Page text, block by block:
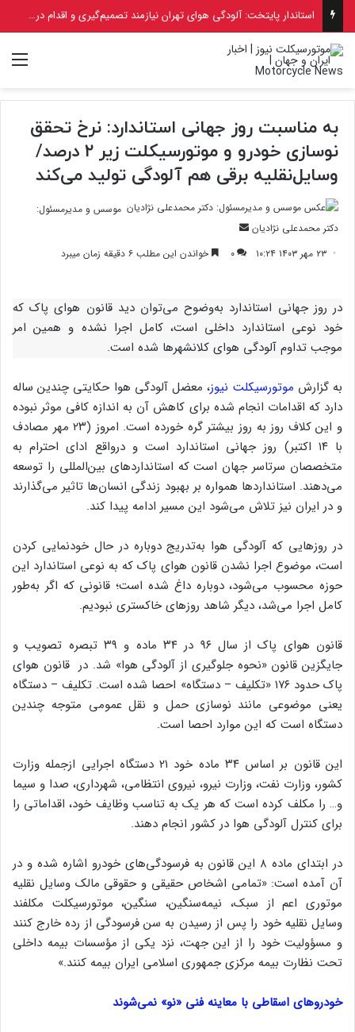
استاندار پایتخت: آلودگی هوای تهران نیازمند تصمیم‌گیری و اقدام در سطح ملی است
به مناسبت روز جهانی استاندارد: نرخ تحقق
نوسازی خودرو و موتورسیکلت زیر ۲ درصد/
وسایل‌نقلیه برقی هم آلودگی تولید می‌کند
موسس و مدیرمسئول:
دکتر محمدعلی نژادیان
ارسال
ایمیل
۲۳ مهر ۱۴۰۳ ۱۰:۲۴ ۰ خواندن این مطلب ۶ دقیقه زمان میبرد
در روز جهانی استاندارد به‌وضوح می‌توان دید قانون هوای پاک که
خود نوعی استاندارد داخلی است، کامل اجرا نشده و همین امر
موجب تداوم آلودگی هوای کلانشهرها شده است.
به گزارش موتورسیکلت نیوز، معضل آلودگی هوا حکایتی چندین ساله
دارد که اقدامات انجام شده برای کاهش آن به اندازه کافی موثر نبوده
و این کلاف روز به روز بیشتر گره خورده است. امروز (۲۳ مهر مصادف
با ۱۴ اکتبر) روز جهانی استاندارد است و درواقع ادای احترام به
متخصصان سرتاسر جهان است که استانداردهای بین‌المللی را توسعه
می‌دهند. استانداردها همواره بر بهبود زندگی انسان‌ها تاثیر می‌گذارند
و در ایران نیز تلاش می‌شود این مسیر ادامه پیدا کند.
در روزهایی که آلودگی هوا به‌تدریج دوباره در حال خودنمایی کردن
است، موضوع اجرا نشدن قانون هوای پاک که به نوعی استاندارد این
حوزه محسوب می‌شود، دوباره داغ شده است؛ قانونی که اگر به‌طور
کامل اجرا می‌شد، دیگر شاهد روزهای خاکستری نبودیم.
قانون هوای پاک از سال ۹۶ در ۳۴ ماده و ۳۹ تبصره تصویب و
جایگزین قانون «نحوه جلوگیری از آلودگی هوا» شد. در قانون هوای
پاک حدود ۱۷۶ «تکلیف‌ – دستگاه» احصا شده است. تکلیف – ‌دستگاه
یعنی موضوعی مانند نوسازی حمل و نقل عمومی متوجه چندین
دستگاه است که این موارد احصا است.
این قانون بر اساس ۳۴ ماده خود ۲۱ دستگاه اجرایی ازجمله وزارت
کشور، وزارت نفت، وزارت نیرو، نیروی انتظامی، شهرداری، صدا و سیما
و… را مکلف کرده است که هر یک به‌ تناسب وظایف خود، اقداماتی را
برای کنترل آلودگی هوا در کشور انجام دهند.
در ابتدای ماده ۸ این قانون به فرسودگی‌های خودرو اشاره شده و در
آن آمده است: «تمامی اشخاص حقیقی و حقوقی مالک وسایل نقلیه
موتوری اعم از سبک، نیمه‌سنگین، سنگین، موتورسیکلت مکلفند
وسایل نقلیه خود را پس از رسیدن به سن فرسودگی از رده خارج کنند
و مسؤولیت خود را از این جهت، نزد یکی از مؤسسات بیمه داخلی
تحت نظارت بیمه مرکزی جمهوری اسلامی ایران بیمه کنند.»
خودروهای اسقاطی با معاینه فنی «نو» نمی‌شوند